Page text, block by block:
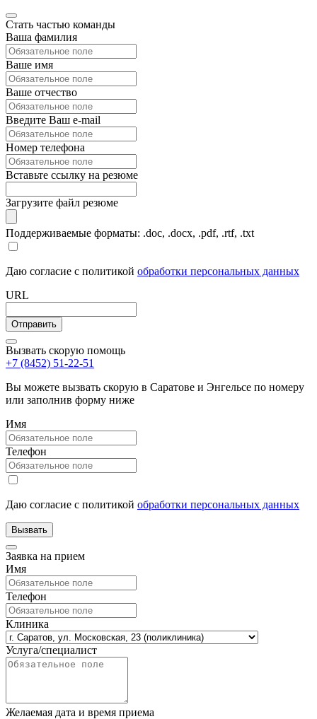
Стать частью команды
Ваша фамилия
Ваше имя
Ваше отчество
Введите Ваш e-mail
Номер телефона
Вставьте ссылку на резюме
Загрузите файл резюме
Поддерживаемые форматы: .doc, .docx, .pdf, .rtf, .txt
Даю согласие с политикой обработки персональных данных
URL
Вызвать скорую помощь
+7 (8452) 51-22-51
Вы можете вызвать скорую в Саратове и Энгельсе по номеру
или заполнив форму ниже
Имя
Телефон
Даю согласие с политикой обработки персональных данных
Заявка на прием
Имя
Телефон
Клиника
Услуга/специалист
Желаемая дата и время приема